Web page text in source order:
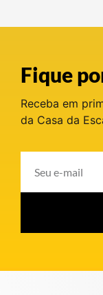
Fique
Receba em
da Casa da